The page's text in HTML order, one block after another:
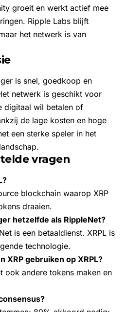
groeit en werkt actief mee
Ripple Labs blijft
het netwerk is van
is snel, goedkoop en
netwerk is geschikt voor
digitaal wil betalen of
de lage kosten en hoge
een sterke speler in het
landschap.
vragen
blockchain waarop XRP
draaien.
hetzelfde als RippleNet?
is een betaaldienst. XRPL is
technologie.
XRP gebruiken op XRPL?
ook andere tokens maken en